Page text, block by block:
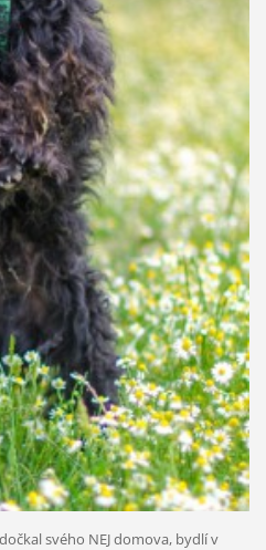
svého NEJ domova, bydlí v